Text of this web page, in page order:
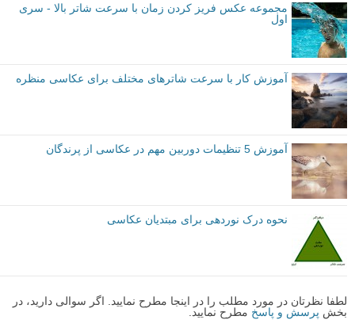
مجموعه عکس فریز کردن زمان با سرعت شاتر بالا - سری
اول
آموزش کار با سرعت شاترهای مختلف برای عکاسی منظره
آموزش 5 تنظیمات دوربین مهم در عکاسی از پرندگان
نحوه درک نوردهی برای مبتدیان عکاسی
لطفا نظرتان در مورد مطلب را در اینجا مطرح نمایید. اگر سوالی دارید، در
بخش پرسش و پاسخ مطرح نمایید.